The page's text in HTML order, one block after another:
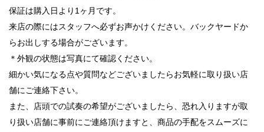
保証は購入日より1ヶ月です。
来店の際にはスタッフへ必ずお声かけください。バックヤードか
らお出しする場合がございます。
＊外観の状態は写真にて確認ください。
細かい気になる点や質問などございましたらお気軽に取り扱い店
舗にご連絡下さい。
また、店頭での試奏の希望がございましたら、恐れ入りますが取
り扱い店舗に事前にご連絡頂けますと、商品の手配をスムーズに